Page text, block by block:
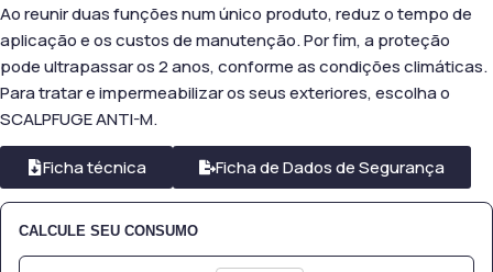
Ao reunir duas funções num único produto, reduz o tempo de
aplicação e os custos de manutenção. Por fim, a proteção
pode ultrapassar os 2 anos, conforme as condições climáticas.
Para tratar e impermeabilizar os seus exteriores, escolha o
SCALPFUGE ANTI-M.
Ficha técnica Ficha de Dados de Segurança
CALCULE SEU CONSUMO